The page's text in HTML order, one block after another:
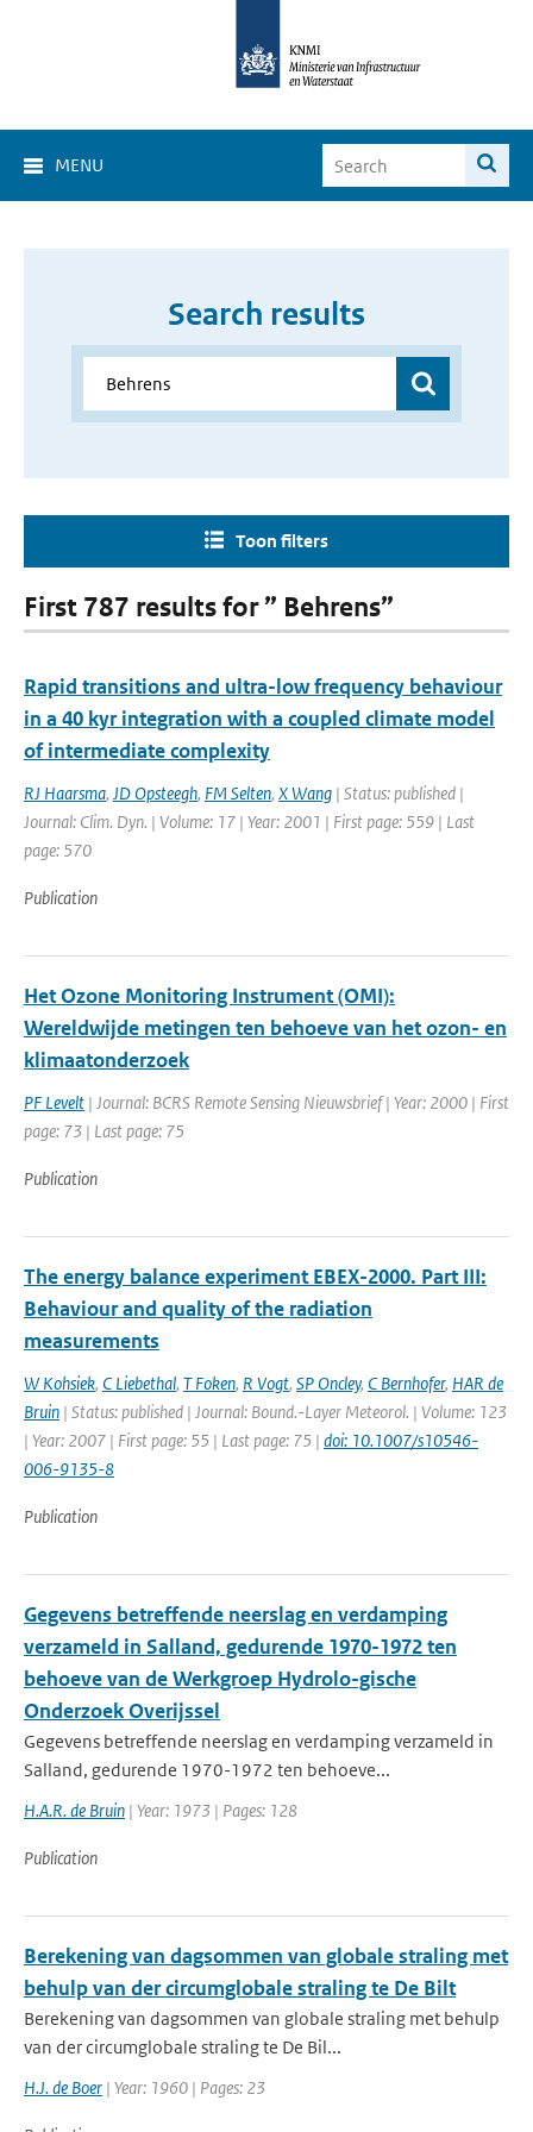
MENU
Search results
Toon filters
First 787 results for ” Behrens”
Rapid transitions and ultra-low frequency behaviour
in a 40 kyr integration with a coupled climate model
of intermediate complexity
RJ Haarsma, JD Opsteegh, FM Selten, X Wang | Status: published |
Journal: Clim. Dyn. | Volume: 17 | Year: 2001 | First page: 559 | Last
page: 570
Publication
Het Ozone Monitoring Instrument (OMI):
Wereldwijde metingen ten behoeve van het ozon- en
klimaatonderzoek
PF Levelt | Journal: BCRS Remote Sensing Nieuwsbrief | Year: 2000 | First
page: 73 | Last page: 75
Publication
The energy balance experiment EBEX-2000. Part III:
Behaviour and quality of the radiation
measurements
W Kohsiek, C Liebethal, T Foken, R Vogt, SP Oncley, C Bernhofer, HAR de
Bruin | Status: published | Journal: Bound.-Layer Meteorol. | Volume: 123
| Year: 2007 | First page: 55 | Last page: 75 | doi: 10.1007/s10546-
006-9135-8
Publication
Gegevens betreffende neerslag en verdamping
verzameld in Salland, gedurende 1970-1972 ten
behoeve van de Werkgroep Hydrolo-gische
Onderzoek Overijssel
Gegevens betreffende neerslag en verdamping verzameld in
Salland, gedurende 1970-1972 ten behoeve...
H.A.R. de Bruin | Year: 1973 | Pages: 128
Publication
Berekening van dagsommen van globale straling met
behulp van der circumglobale straling te De Bilt
Berekening van dagsommen van globale straling met behulp
van der circumglobale straling te De Bil...
H.J. de Boer | Year: 1960 | Pages: 23